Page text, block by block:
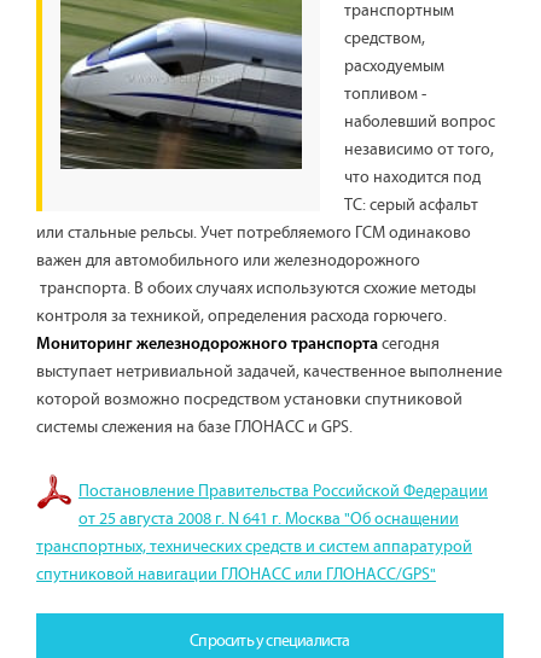
транспортным
средством,
расходуемым
топливом -
наболевший вопрос
независимо от того,
что находится под
ТС: серый асфальт
или стальные рельсы. Учет потребляемого ГСМ одинаково
важен для автомобильного или железнодорожного
транспорта. В обоих случаях используются схожие методы
контроля за техникой, определения расхода горючего.
Мониторинг железнодорожного транспорта сегодня
выступает нетривиальной задачей, качественное выполнение
которой возможно посредством установки спутниковой
системы слежения на базе ГЛОНАСС и GPS.
Постановление Правительства Российской Федерации
от 25 августа 2008 г. N 641 г. Москва "Об оснащении
транспортных, технических средств и систем аппаратурой
спутниковой навигации ГЛОНАСС или ГЛОНАСС/GPS"
Спросить у специалиста